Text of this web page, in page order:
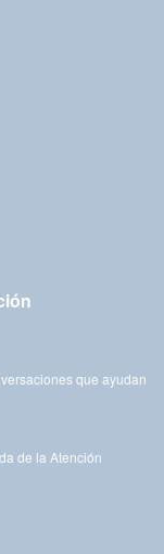
que ayudan
de la Atención